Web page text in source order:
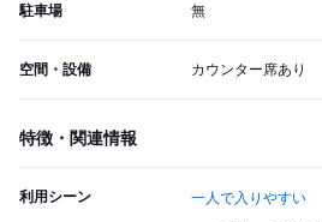
駐車場 無
空間・設備 カウンター席あり
特徴・関連情報
利用シーン 一人で入りやすい